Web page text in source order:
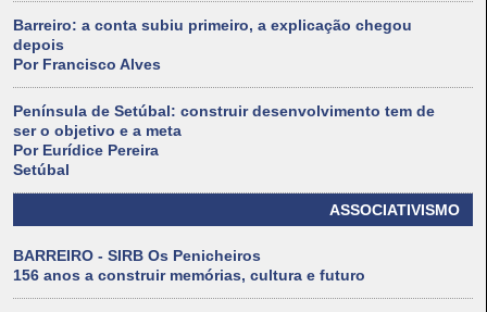
Barreiro: a conta subiu primeiro, a explicação chegou
depois
Por Francisco Alves
Península de Setúbal: construir desenvolvimento tem de
ser o objetivo e a meta
Por Eurídice Pereira
Setúbal
ASSOCIATIVISMO
BARREIRO - SIRB Os Penicheiros
156 anos a construir memórias, cultura e futuro